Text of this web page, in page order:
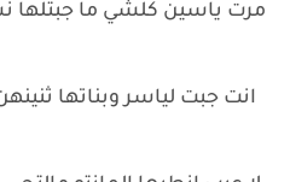
مرت ياسين كلشي ما جبتلها
انت جبت لياسر وبناتها